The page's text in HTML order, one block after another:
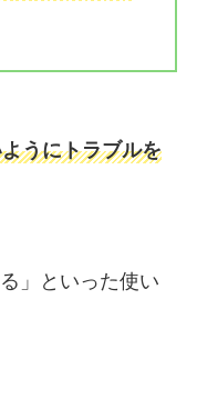
うにトラブルを
」といった使い